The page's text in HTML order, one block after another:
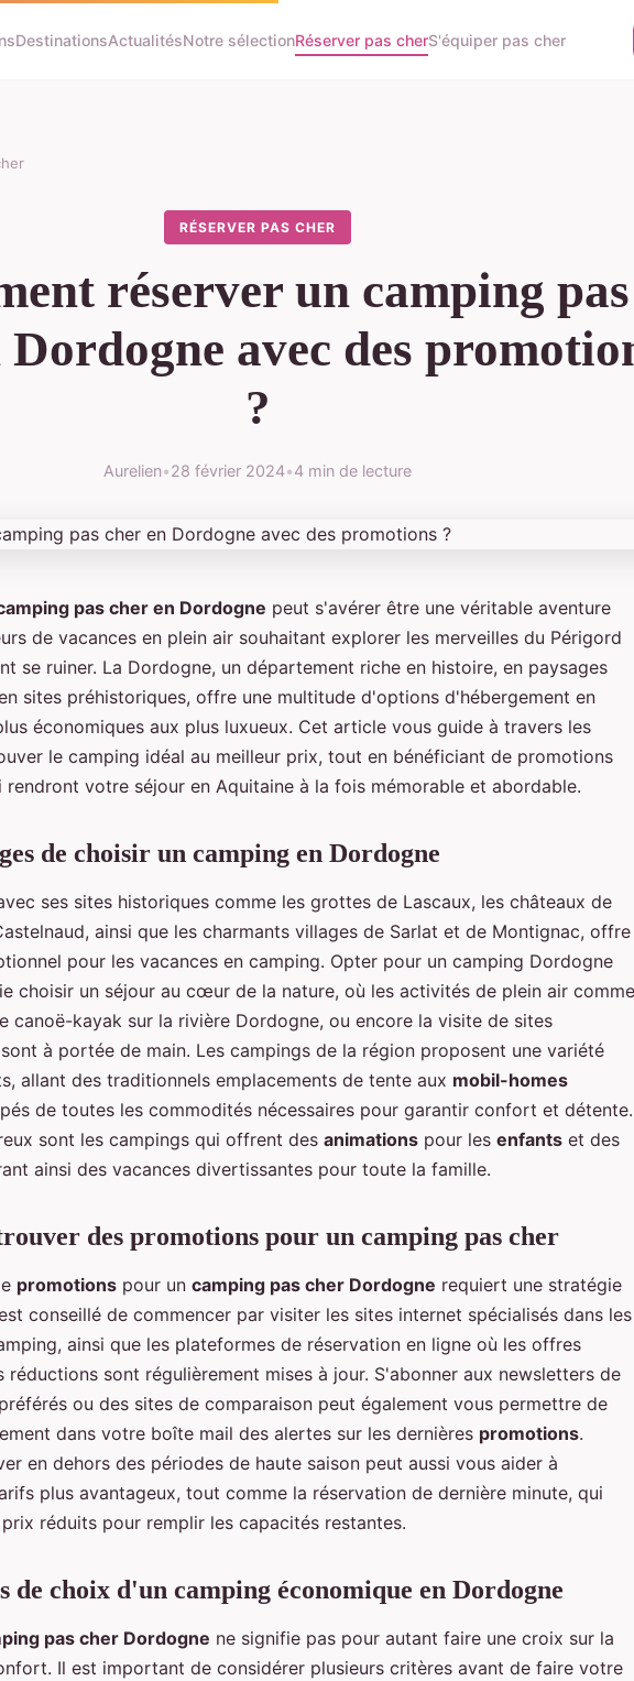
DestinationsActualitésNotre sélectionRéserver pas cherS'équiper pas cher
RÉSERVER PAS CHER
réserver un camping pas
Dordogne avec des
?
Aurelien•28 février 2024•4 min de lecture
pas cher en Dordogne peut s'avérer être une véritable aventure
de vacances en plein air souhaitant explorer les merveilles du Périgord
se ruiner. La Dordogne, un département riche en histoire, en paysages
sites préhistoriques, offre une multitude d'options d'hébergement en
économiques aux plus luxueux. Cet article vous guide à travers les
le camping idéal au meilleur prix, tout en bénéficiant de promotions
rendront votre séjour en Aquitaine à la fois mémorable et abordable.
de choisir un camping en Dordogne
ses sites historiques comme les grottes de Lascaux, les châteaux de
ainsi que les charmants villages de Sarlat et de Montignac, offre
pour les vacances en camping. Opter pour un camping Dordogne
choisir un séjour au cœur de la nature, où les activités de plein air comme
canoë-kayak sur la rivière Dordogne, ou encore la visite de sites
à portée de main. Les campings de la région proposent une variété
allant des traditionnels emplacements de tente aux mobil-homes
de toutes les commodités nécessaires pour garantir confort et détente.
sont les campings qui offrent des animations pour les enfants et des
ainsi des vacances divertissantes pour toute la famille.
des promotions pour un camping pas cher
promotions pour un camping pas cher Dordogne requiert une stratégie
conseillé de commencer par visiter les sites internet spécialisés dans les
ainsi que les plateformes de réservation en ligne où les offres
réductions sont régulièrement mises à jour. S'abonner aux newsletters de
préférés ou des sites de comparaison peut également vous permettre de
dans votre boîte mail des alertes sur les dernières promotions.
en dehors des périodes de haute saison peut aussi vous aider à
plus avantageux, tout comme la réservation de dernière minute, qui
réduits pour remplir les capacités restantes.
de choix d'un camping économique en Dordogne
pas cher Dordogne ne signifie pas pour autant faire une croix sur la
Il est important de considérer plusieurs critères avant de faire votre